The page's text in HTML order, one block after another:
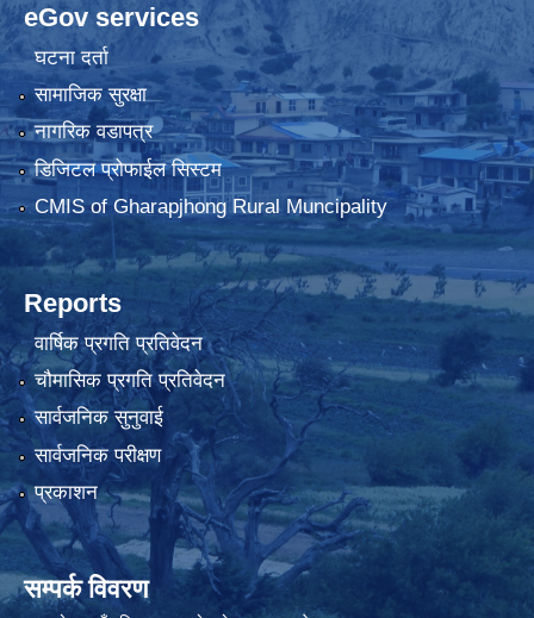
eGov services
घटना दर्ता
सामाजिक सुरक्षा
नागरिक वडापत्र
डिजिटल प्रोफाईल सिस्टम
CMIS of Gharapjhong Rural Muncipality
Reports
वार्षिक प्रगति प्रतिवेदन
चौमासिक प्रगति प्रतिवेदन
सार्वजनिक सुनुवाई
सार्वजनिक परीक्षण
प्रकाशन
सम्पर्क विवरण